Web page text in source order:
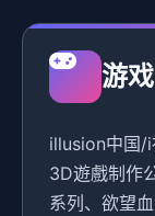
游
illusion中国/i
3D遊戲制作
系列、欲望